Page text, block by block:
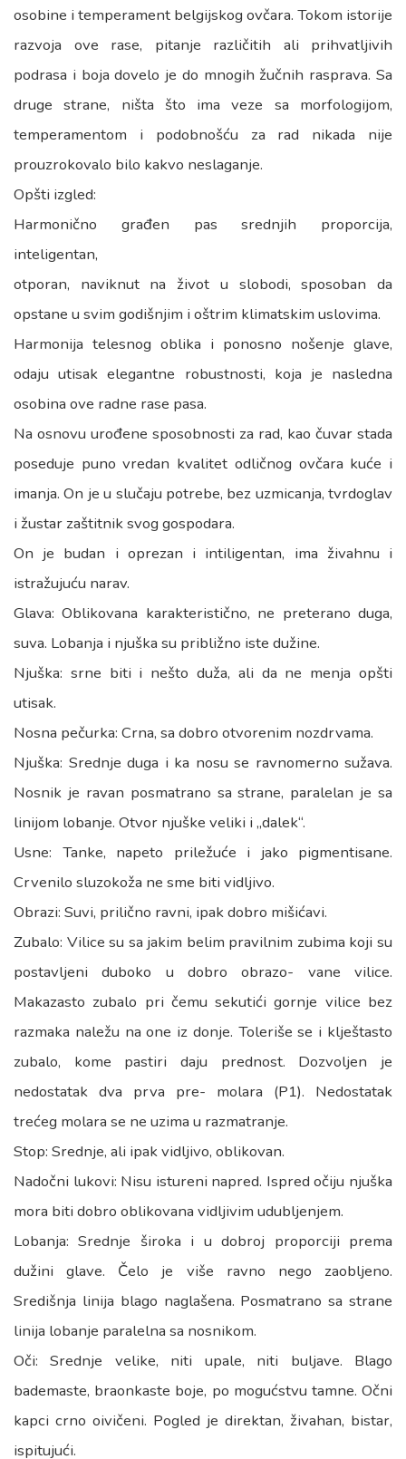
osobine i temperament belgijskog ovčara. Tokom istorije
razvoja ove rase, pitanje različitih ali prihvatljivih
podrasa i boja dovelo je do mnogih žučnih rasprava. Sa
druge strane, ništa što ima veze sa morfologijom,
temperamentom i podobnošću za rad nikada nije
prouzrokovalo bilo kakvo neslaganje.
Opšti izgled:
Harmonično građen pas srednjih proporcija,
inteligentan,
otporan, naviknut na život u slobodi, sposoban da
opstane u svim godišnjim i oštrim klimatskim uslovima.
Harmonija telesnog oblika i ponosno nošenje glave,
odaju utisak elegantne robustnosti, koja je nasledna
osobina ove radne rase pasa.
Na osnovu urođene sposobnosti za rad, kao čuvar stada
poseduje puno vredan kvalitet odličnog ovčara kuće i
imanja. On je u slučaju potrebe, bez uzmicanja, tvrdoglav
i žustar zaštitnik svog gospodara.
On je budan i oprezan i intiligentan, ima živahnu i
istražujuću narav.
Glava: Oblikovana karakteristično, ne preterano duga,
suva. Lobanja i njuška su približno iste dužine.
Njuška: srne biti i nešto duža, ali da ne menja opšti
utisak.
Nosna pečurka: Crna, sa dobro otvorenim nozdrvama.
Njuška: Srednje duga i ka nosu se ravnomerno sužava.
Nosnik je ravan posmatrano sa strane, paralelan je sa
linijom lobanje. Otvor njuške veliki i „dalek“.
Usne: Tanke, napeto priležuće i jako pigmentisane.
Crvenilo sluzokoža ne sme biti vidljivo.
Obrazi: Suvi, prilično ravni, ipak dobro mišićavi.
Zubalo: Vilice su sa jakim belim pravilnim zubima koji su
postavljeni duboko u dobro obrazo- vane vilice.
Makazasto zubalo pri čemu sekutići gornje vilice bez
razmaka naležu na one iz donje. Toleriše se i klještasto
zubalo, kome pastiri daju prednost. Dozvoljen je
nedostatak dva prva pre- molara (P1). Nedostatak
trećeg molara se ne uzima u razmatranje.
Stop: Srednje, ali ipak vidljivo, oblikovan.
Nadočni lukovi: Nisu istureni napred. Ispred očiju njuška
mora biti dobro oblikovana vidljivim udubljenjem.
Lobanja: Srednje široka i u dobroj proporciji prema
dužini glave. Čelo je više ravno nego zaobljeno.
Središnja linija blago naglašena. Posmatrano sa strane
linija lobanje paralelna sa nosnikom.
Oči: Srednje velike, niti upale, niti buljave. Blago
bademaste, braonkaste boje, po mogućstvu tamne. Očni
kapci crno oivičeni. Pogled je direktan, živahan, bistar,
ispitujući.